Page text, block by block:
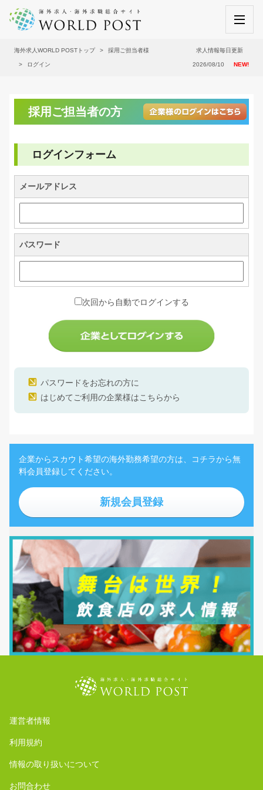
海外求人WORLD POSTトップ 採用ご担当者様
ログイン
求人情報毎日更新
2026/08/10 NEW!
採用ご担当者の方
ログインフォーム
メールアドレス
パスワード
次回から自動でログインする
パスワードをお忘れの方に
はじめてご利用の企業様はこちらから
企業からスカウト希望の海外勤務希望の方は、コチラから無
料会員登録してください。
新規会員登録
運営者情報
利用規約
情報の取り扱いについて
お問合わせ